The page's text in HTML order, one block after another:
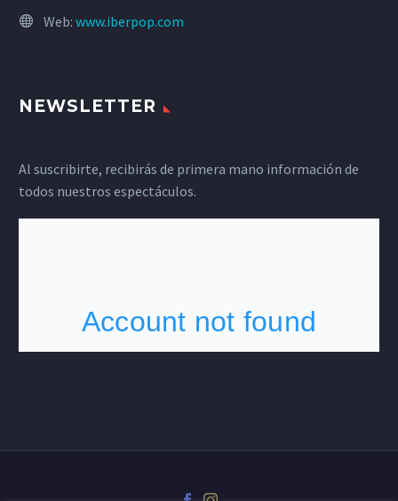
Web: www.iberpop.com
NEWSLETTER
Al suscribirte, recibirás de primera mano información de
todos nuestros espectáculos.